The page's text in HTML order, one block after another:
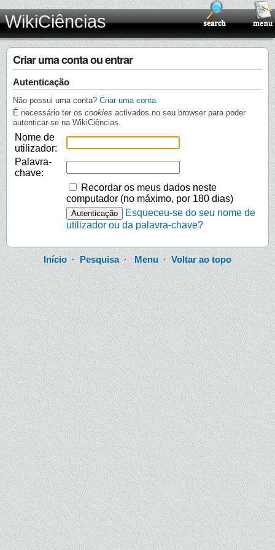
WikiCiências
Criar uma conta ou entrar
Autenticação
Não possui uma conta? Criar uma conta
É necessário ter os cookies activados no seu browser para poder
autenticar-se na WikiCiências.
Nome de
utilizador:
Palavra-
chave:
Recordar os meus dados neste
computador (no máximo, por 180 dias)
Esqueceu-se do seu nome de
utilizador ou da palavra-chave?
Início· Pesquisa·Menu ·Voltar ao topo